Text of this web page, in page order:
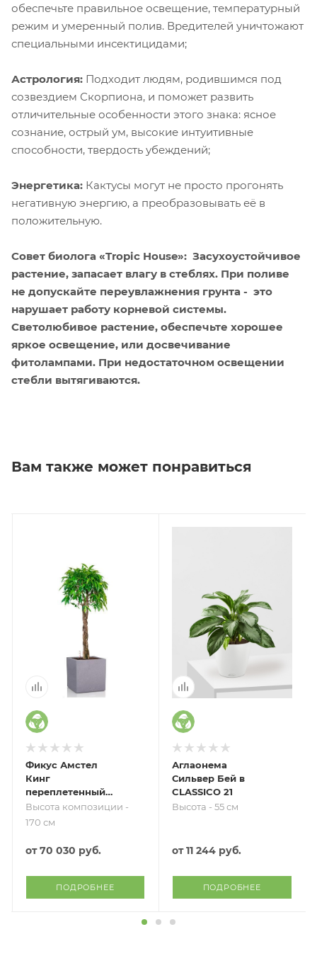
обеспечьте правильное освещение, температурный
режим и умеренный полив. Вредителей уничтожают
специальными инсектицидами;
Астрология: Подходит людям, родившимся под
созвездием Скорпиона, и поможет развить
отличительные особенности этого знака: ясное
сознание, острый ум, высокие интуитивные
способности, твердость убеждений;
Энергетика: Кактусы могут не просто прогонять
негативную энергию, а преобразовывать её в
положительную.
Совет биолога «Tropic House»: Засухоустойчивое
растение, запасает влагу в стеблях. При поливе
не допускайте переувлажнения грунта - это
нарушает работу корневой системы.
Светолюбивое растение, обеспечьте хорошее
яркое освещение, или досвечивание
фитолампами. При недостаточном освещении
стебли вытягиваются.
Вам также может понравиться
Фикус Амстел
Кинг
переплетенный
40/170 см в CANTO
STONE LOW 40
Высота композиции -
170 см
от70 030 руб.
ПОДРОБНЕЕ
Аглаонема
Сильвер Бей в
CLASSICO 21
Высота - 55 см
от11 244 руб.
ПОДРОБНЕЕ